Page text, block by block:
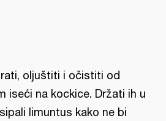
oljuštiti i očistiti od
iseći na kockice. Držati ih u
limuntus kako ne bi